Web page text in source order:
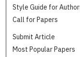
Style Guide for
Call for Papers
Submit Article
Most Popular Papers